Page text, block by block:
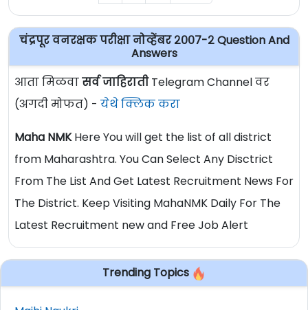
चंद्रपूर वनरक्षक परीक्षा नोव्हेंबर २००७-२ Question And
Answers
आता मिळवासर्व जाहिरातीTelegram Channel वर
(अगदी मोफत) - येथे क्लिक करा
Maha NMKHere You will get the list of all district
from Maharashtra. You Can Select Any Disctrict
From The List And Get Latest Recruitment News For
The District. Keep Visiting MahaNMK Daily For The
Latest Recruitment new and Free Job Alert
Trending Topics